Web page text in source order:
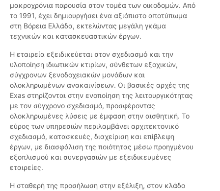
μακροχρόνια παρουσία στον τομέα των οικοδομών. Από
το 1991, έχει δημιουργήσει ένα αξιόπιστο αποτύπωμα
στη Βόρεια Ελλάδα, εκτελώντας μεγάλη γκάμα
τεχνικών και κατασκευαστικών έργων.
Η εταιρεία εξειδικεύεται στον σχεδιασμό και την
υλοποίηση ιδιωτικών κτιρίων, σύνθετων εξοχικών,
σύγχρονων ξενοδοχειακών μονάδων και
ολοκληρωμένων ανακαινίσεων. Οι βασικές αρχές της
Exas στηρίζονται στην ενοποίηση της λειτουργικότητας
με τον σύγχρονο σχεδιασμό, προσφέροντας
ολοκληρωμένες λύσεις με έμφαση στην αισθητική. Το
εύρος των υπηρεσιών περιλαμβάνει αρχιτεκτονικό
σχεδιασμό, κατασκευές, διαχείριση και επίβλεψη
έργων, με διασφάλιση της ποιότητας μέσω προηγμένου
εξοπλισμού και συνεργασιών με εξειδικευμένες
εταιρείες.
Η σταθερή της προσήλωση στην εξέλιξη, στον κλάδο